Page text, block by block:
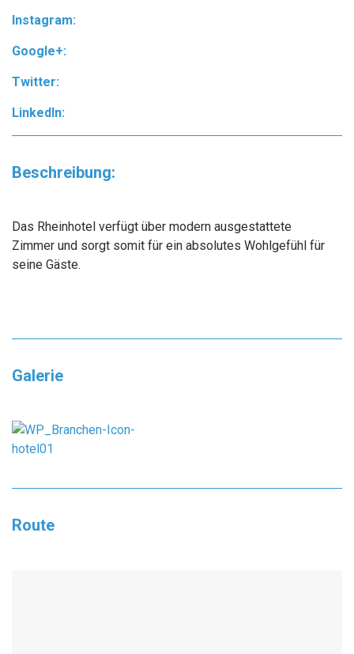
Instagram:
Google+:
Twitter:
LinkedIn:
Beschreibung:
Das Rheinhotel verfügt über modern ausgestattete
Zimmer und sorgt somit für ein absolutes Wohlgefühl für
seine Gäste.
Galerie
Route